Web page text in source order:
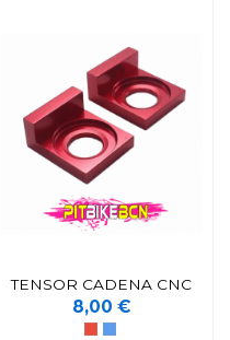
TENSOR CADENA CNC
8,00 €